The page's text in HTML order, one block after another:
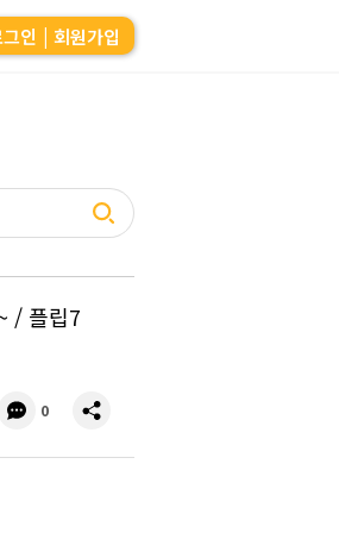
인 | 회원가입
/ 플립7
댓
글
0
공
유